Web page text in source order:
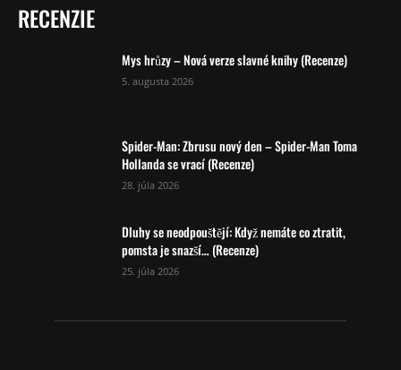
RECENZIE
Mys hrůzy – Nová verze slavné knihy (Recenze)
5. augusta 2026
Spider-Man: Zbrusu nový den – Spider-Man Toma
Hollanda se vrací (Recenze)
28. júla 2026
Dluhy se neodpouštějí: Když nemáte co ztratit,
pomsta je snazší… (Recenze)
25. júla 2026